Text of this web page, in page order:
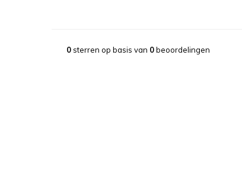
0sterren op basis van 0beoordelingen